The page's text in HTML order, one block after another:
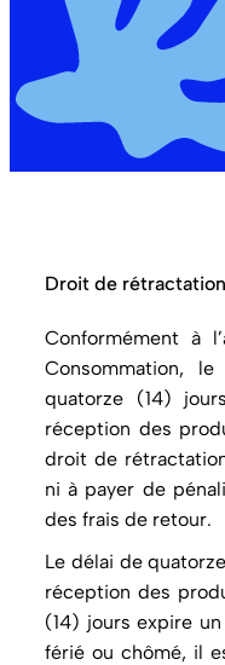
Droit de
Conformément à
Consommation,
quatorze (14)
réception des
droit de
ni à payer de
des frais de retour.
Le délai de
réception des
(14) jours expire
férié ou chômé, il